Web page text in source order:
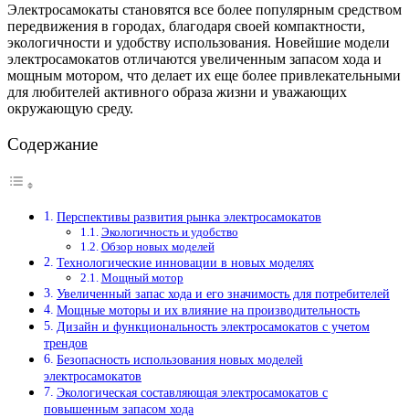
Электросамокаты становятся все более популярным средством
передвижения в городах, благодаря своей компактности,
экологичности и удобству использования. Новейшие модели
электросамокатов отличаются увеличенным запасом хода и
мощным мотором, что делает их еще более привлекательными
для любителей активного образа жизни и уважающих
окружающую среду.
Содержание
Перспективы развития рынка электросамокатов
Экологичность и удобство
Обзор новых моделей
Технологические инновации в новых моделях
Мощный мотор
Увеличенный запас хода и его значимость для потребителей
Мощные моторы и их влияние на производительность
Дизайн и функциональность электросамокатов с учетом
трендов
Безопасность использования новых моделей
электросамокатов
Экологическая составляющая электросамокатов с
повышенным запасом хода